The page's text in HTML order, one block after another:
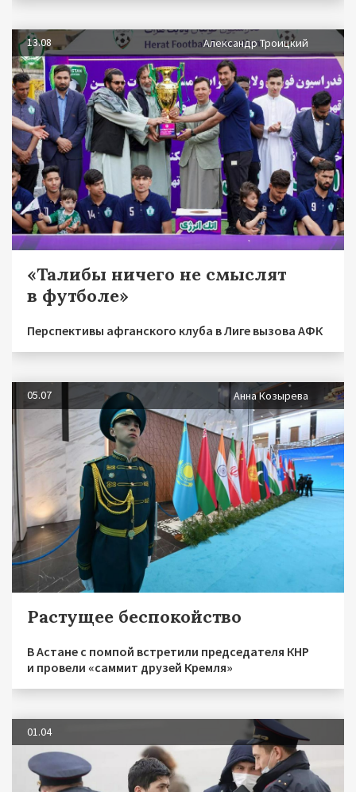
13.08 Александр Троицкий
«Талибы ничего не смыслят
в футболе»
Перспективы афганского клуба в Лиге вызова АФК
05.07 Анна Козырева
Растущее беспокойство
В Астане с помпой встретили председателя КНР
и провели «саммит друзей Кремля»
01.04